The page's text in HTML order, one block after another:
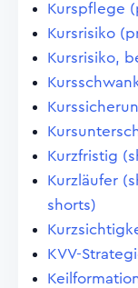
Kurspflege
Kursrisiko
Kursrisiko,
Kurzfristig
Kurzläufer
shorts)
KVV-